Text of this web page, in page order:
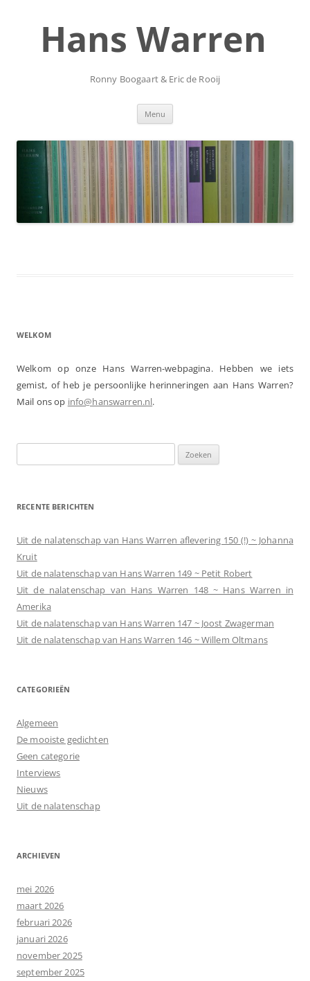
inhoudHans Warren
Ronny Boogaart & Eric de Rooij
Menu
WELKOM
Welkom op onze Hans Warren-webpagina. Hebben we iets
gemist, of heb je persoonlijke herinneringen aan Hans Warren?
Mail ons op info@hanswarren.nl.
naar:
RECENTE BERICHTEN
Uit de nalatenschap van Hans Warren aflevering 150 (!) ~ Johanna
Kruit
Uit de nalatenschap van Hans Warren 149 ~ Petit Robert
Uit de nalatenschap van Hans Warren 148 ~ Hans Warren in
Amerika
Uit de nalatenschap van Hans Warren 147 ~ Joost Zwagerman
Uit de nalatenschap van Hans Warren 146 ~ Willem Oltmans
CATEGORIEËN
Algemeen
De mooiste gedichten
Geen categorie
Interviews
Nieuws
Uit de nalatenschap
ARCHIEVEN
mei 2026
maart 2026
februari 2026
januari 2026
november 2025
september 2025